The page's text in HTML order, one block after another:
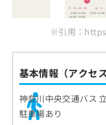
※引用：
基本情報（アクセ
神奈川中央交通バス
駐車場あり